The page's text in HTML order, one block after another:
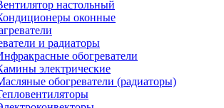
настольный
оконные
и радиаторы
обогреватели
электрические
обогреватели (радиаторы)